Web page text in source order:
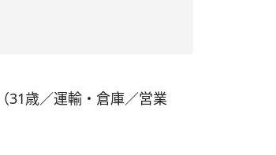
31歳／運輸・倉庫／営業